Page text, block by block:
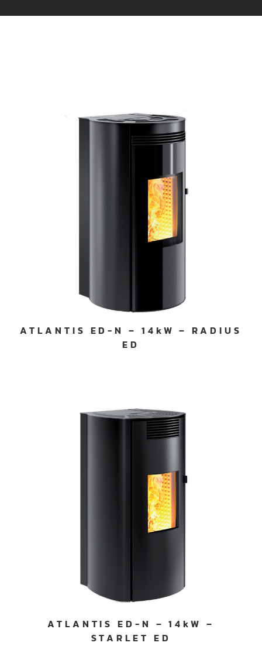
ATLANTIS ED-N – 14kW – RADIUS
ED
ATLANTIS ED-N – 14kW –
STARLET ED